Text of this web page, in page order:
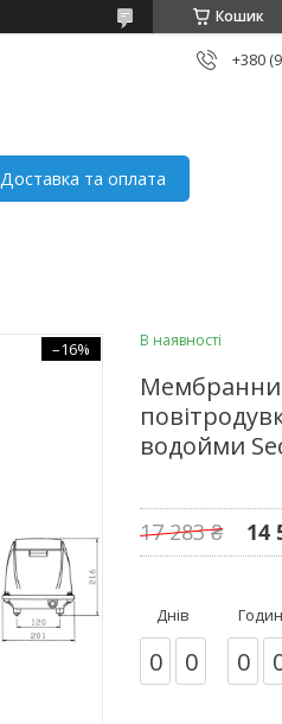
Кошик
+380
Доставка та оплата
–16% В наявності
водойми
17 283 ₴ 14
Днів
0 0
Годин
0